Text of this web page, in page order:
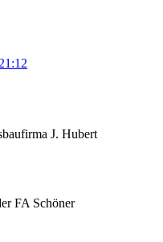
J. Hubert
FA Schöner